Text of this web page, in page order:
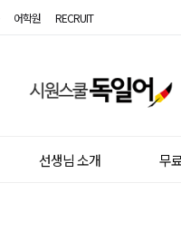
어학원 RECRUIT
선생님 소개 무